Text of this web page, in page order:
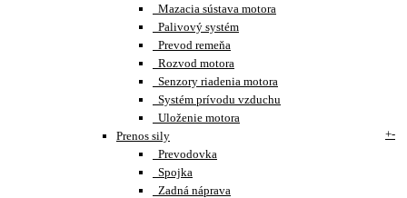
Mazacia sústava motora
Palivový systém
Prevod remeňa
Rozvod motora
Senzory riadenia motora
Systém prívodu vzduchu
Uloženie motora
Prenos sily
+-
Prevodovka
Spojka
Zadná náprava